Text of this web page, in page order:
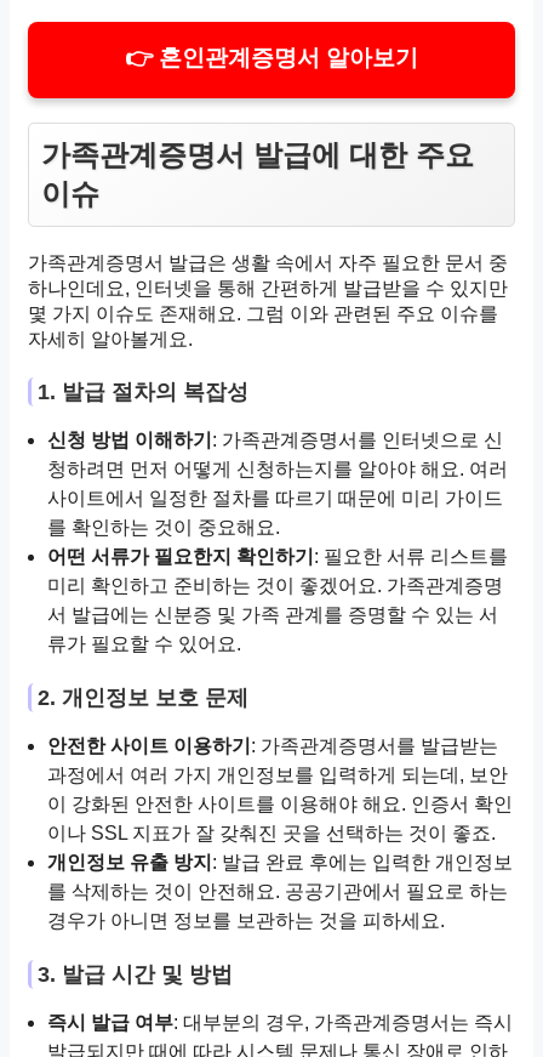
👉 혼인관계증명서 알아보기
가족관계증명서 발급에 대한 주요
이슈
가족관계증명서 발급은 생활 속에서 자주 필요한 문서 중
하나인데요, 인터넷을 통해 간편하게 발급받을 수 있지만
몇 가지 이슈도 존재해요. 그럼 이와 관련된 주요 이슈를
자세히 알아볼게요.
1. 발급 절차의 복잡성
신청 방법 이해하기 : 가족관계증명서를 인터넷으로 신
청하려면 먼저 어떻게 신청하는지를 알아야 해요. 여러
사이트에서 일정한 절차를 따르기 때문에 미리 가이드
를 확인하는 것이 중요해요.
어떤 서류가 필요한지 확인하기 : 필요한 서류 리스트를
미리 확인하고 준비하는 것이 좋겠어요. 가족관계증명
서 발급에는 신분증 및 가족 관계를 증명할 수 있는 서
류가 필요할 수 있어요.
2. 개인정보 보호 문제
안전한 사이트 이용하기 : 가족관계증명서를 발급받는
과정에서 여러 가지 개인정보를 입력하게 되는데, 보안
이 강화된 안전한 사이트를 이용해야 해요. 인증서 확인
이나 SSL 지표가 잘 갖춰진 곳을 선택하는 것이 좋죠.
개인정보 유출 방지 : 발급 완료 후에는 입력한 개인정보
를 삭제하는 것이 안전해요. 공공기관에서 필요로 하는
경우가 아니면 정보를 보관하는 것을 피하세요.
3. 발급 시간 및 방법
즉시 발급 여부: 대부분의 경우, 가족관계증명서는 즉시
발급되지만 때에 따라 시스템 문제나 통신 장애로 인하